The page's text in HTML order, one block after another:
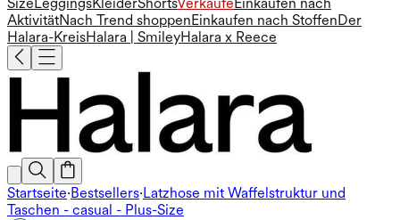
Size LeggingsKleiderShortsVerkäufe Einkaufen nach
AktivitätNach Trend shoppen Einkaufen nach Stoffen Der
Halara-KreisHalara | SmileyHalara x Reece
Startseite·Bestsellers·Latzhose mit Waffelstruktur und
Taschen - casual - Plus-Size